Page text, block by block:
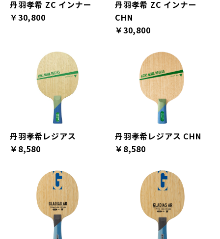
丹羽孝希 ZC インナー
￥30,800
丹羽孝希 ZC インナー
CHN
￥30,800
丹羽孝希レジアス
￥8,580
丹羽孝希レジアス CHN
￥8,580